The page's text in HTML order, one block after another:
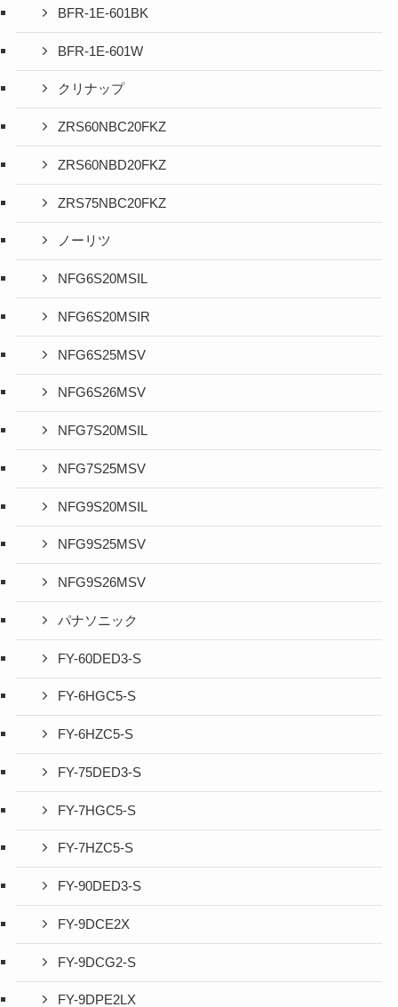
BFR-1E-601BK
BFR-1E-601W
クリナップ
ZRS60NBC20FKZ
ZRS60NBD20FKZ
ZRS75NBC20FKZ
ノーリツ
NFG6S20MSIL
NFG6S20MSIR
NFG6S25MSV
NFG6S26MSV
NFG7S20MSIL
NFG7S25MSV
NFG9S20MSIL
NFG9S25MSV
NFG9S26MSV
パナソニック
FY-60DED3-S
FY-6HGC5-S
FY-6HZC5-S
FY-75DED3-S
FY-7HGC5-S
FY-7HZC5-S
FY-90DED3-S
FY-9DCE2X
FY-9DCG2-S
FY-9DPE2LX